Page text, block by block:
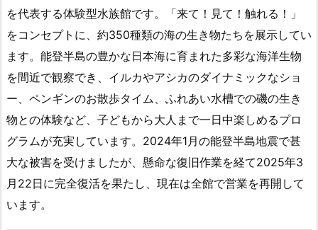
を代表する体験型水族館です。「来て！見て！触れる！」
をコンセプトに、約350種類の海の生き物たちを展示してい
ます。能登半島の豊かな日本海に育まれた多彩な海洋生物
を間近で観察でき、イルカやアシカのダイナミックなショ
ー、ペンギンのお散歩タイム、ふれあい水槽での磯の生き
物との体験など、子どもから大人まで一日中楽しめるプロ
グラムが充実しています。2024年1月の能登半島地震で甚
大な被害を受けましたが、懸命な復旧作業を経て2025年3
月22日に完全復活を果たし、現在は全館で営業を再開して
います。